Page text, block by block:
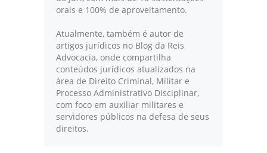
orais e 100% de aproveitamento.
Atualmente, também é autor de
artigos jurídicos no Blog da Reis
Advocacia, onde compartilha
conteúdos jurídicos atualizados na
área de Direito Criminal, Militar e
Processo Administrativo Disciplinar,
com foco em auxiliar militares e
servidores públicos na defesa de seus
direitos.